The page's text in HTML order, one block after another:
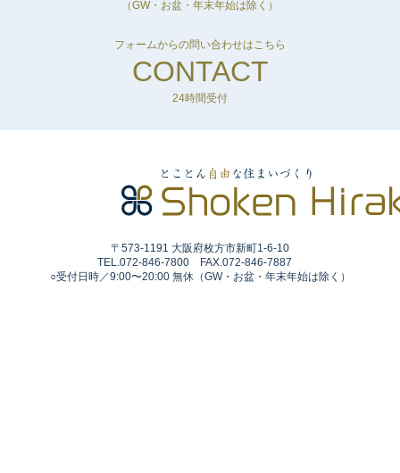
（GW・お盆・年末年始は除く）
フォームからの問い合わせはこちら
CONTACT
24時間受付
〒573-1191 大阪府枚方市新町1-6-10
TEL.072-846-7800 FAX.072-846-7887
○受付日時／9:00〜20:00 無休（GW・お盆・年末年始は除く）